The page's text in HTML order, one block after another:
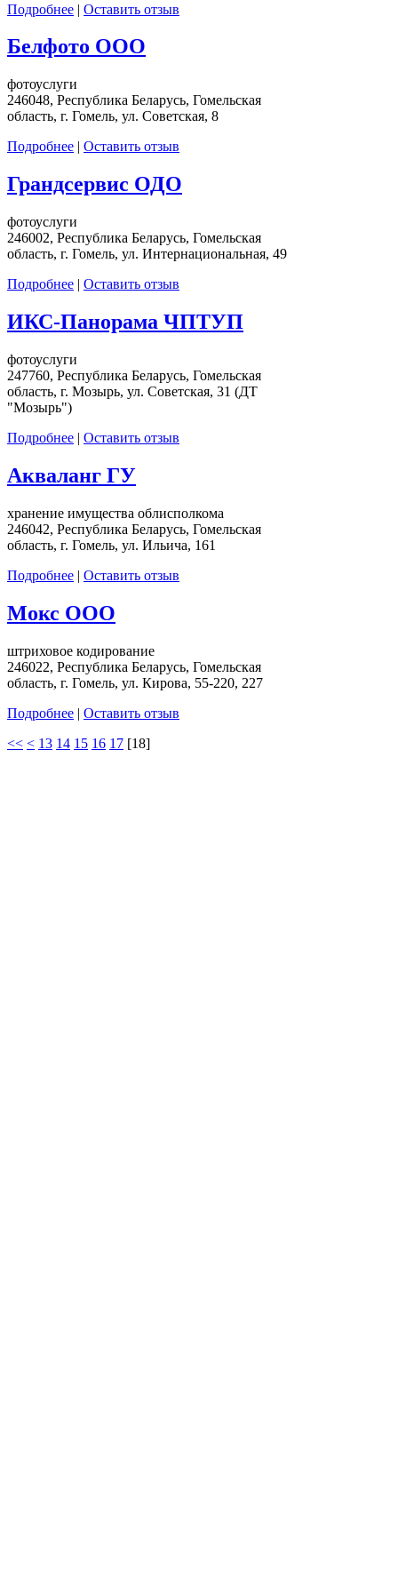
Подробнее | Оставить отзыв
Белфото ООО
фотоуслуги
246048, Республика Беларусь, Гомельская
область, г. Гомель, ул. Советская, 8
Подробнее | Оставить отзыв
Грандсервис ОДО
фотоуслуги
246002, Республика Беларусь, Гомельская
область, г. Гомель, ул. Интернациональная, 49
Подробнее | Оставить отзыв
ИКС-Панорама ЧПТУП
фотоуслуги
247760, Республика Беларусь, Гомельская
область, г. Мозырь, ул. Советская, 31 (ДТ
"Мозырь")
Подробнее | Оставить отзыв
Акваланг ГУ
хранение имущества облисполкома
246042, Республика Беларусь, Гомельская
область, г. Гомель, ул. Ильича, 161
Подробнее | Оставить отзыв
Мокс ООО
штриховое кодирование
246022, Республика Беларусь, Гомельская
область, г. Гомель, ул. Кирова, 55-220, 227
Подробнее | Оставить отзыв
<< < 13 14 15 16 17 [18]